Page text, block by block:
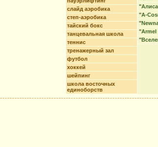
слайд аэробика
степ-аэробика
тайский бокс
танцевальная школа
теннис
тренажерный зал
футбол
хоккей
шейпинг
школа восточных
единоборств
"A-
"Armel